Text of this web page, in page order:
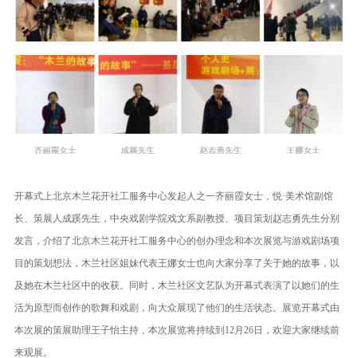
开幕式上北京木兰花开社工服务中心发起人之一齐丽霞女士，悦·美术馆副馆
长、策展人成蹊先生，中央戏剧学院戏文系副教授、项目策划赵志勇先生分别
发言，介绍了北京木兰花开社工服务中心的创办理念和本次展览与游戏剧场项
目的策划想法，木兰社区姐妹代表王娜女士也向大家分享了关于她的故事，以
及她在木兰社区中的收获。同时，木兰社区文艺队为开幕式表演了以她们的生
活为原型而创作的歌舞和戏剧，向大众展现了他们的生活状态。展览开幕式由
本次展的策展助理王子怡主持，本次展览将持续到12月26日，欢迎大家继续前
来观展。